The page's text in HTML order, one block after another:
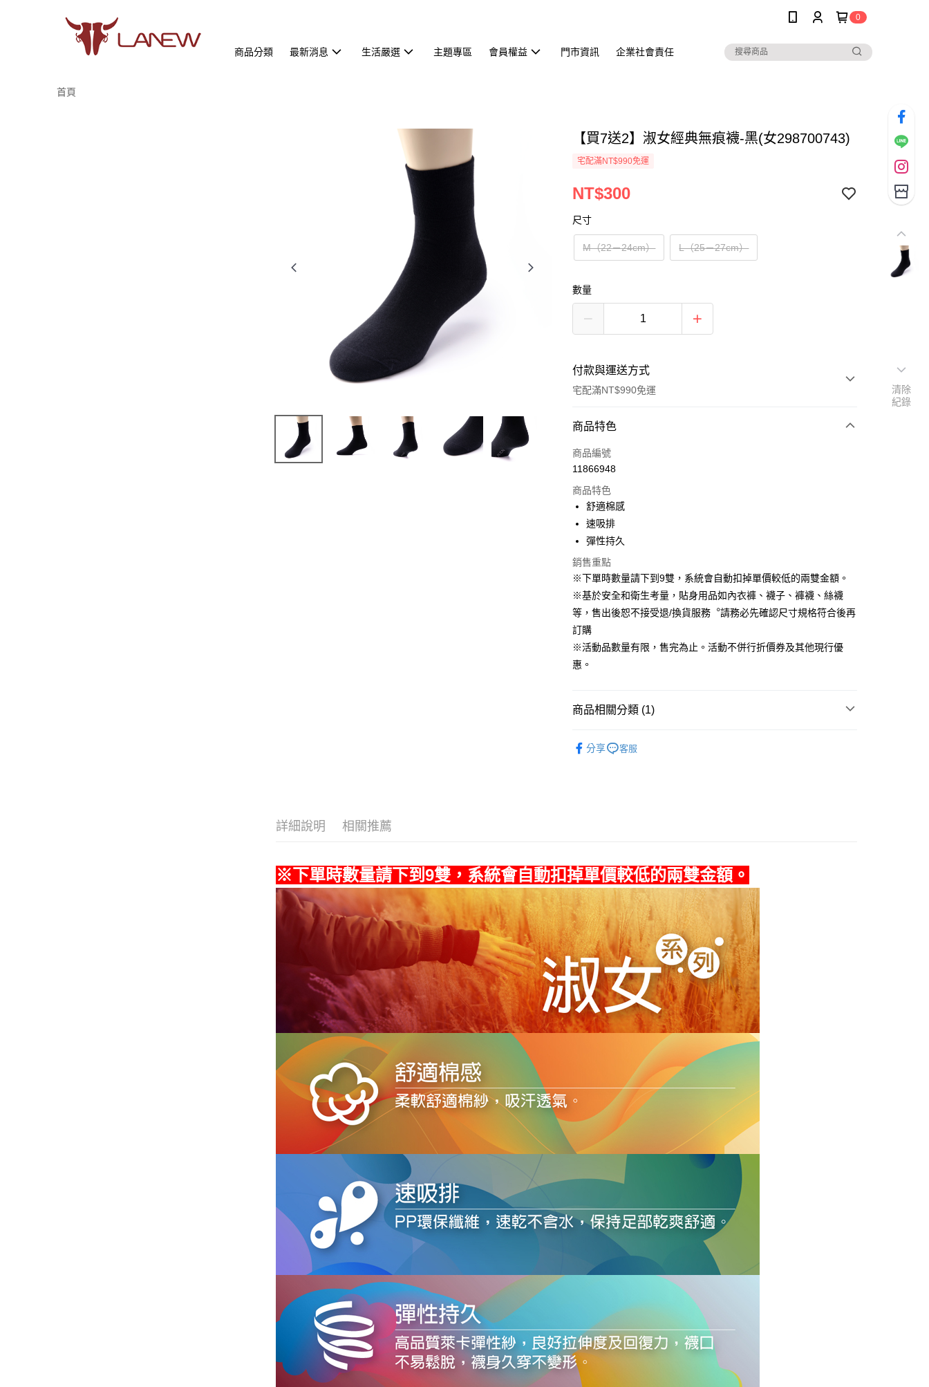
0
商品分類 最新消息 生活嚴選 主題專區 會員權益 門市資訊 企業社會責任
首頁
【買7送2】淑女經典無痕襪-黑(女298700743)
宅配滿NT$990免運
NT$300
尺寸
M（22－24cm） L（25－27cm）
數量
付款與運送方式
宅配滿NT$990免運
付款方式
信用卡一次付款
Apple Pay
悠遊付
全盈+PAY
運送方式
商品特色
商品編號
11866948
商品特色
舒適棉感
速吸排
彈性持久
銷售重點
※下單時數量請下到9雙，系統會自動扣掉單價較低的兩雙金額。
※基於安全和衛生考量，貼身用品如內衣褲、襪子、褲襪、絲襪
等，售出後恕不接受退/換貨服務︒請務必先確認尺寸規格符合後再
訂購
※活動品數量有限，售完為止。活動不併行折價券及其他現行優
惠。
商品相關分類 (1)
分享
客服
詳細說明 相關推薦
※下單時數量請下到9雙，系統會自動扣掉單價較低的兩雙金額。
清除
紀錄